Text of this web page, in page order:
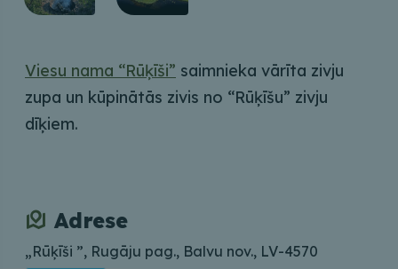
Viesu nama “Rūķīši” saimnieka vārīta zivju
zupa un kūpinātās zivis no “Rūķīšu” zivju
dīķiem.
Adrese
„Rūķīši ”, Rugāju pag., Balvu nov., LV-4570